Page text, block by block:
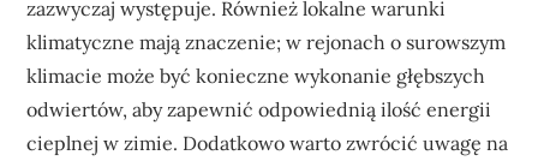
zazwyczaj występuje. Również lokalne warunki
klimatyczne mają znaczenie; w rejonach o surowszym
klimacie może być konieczne wykonanie głębszych
odwiertów, aby zapewnić odpowiednią ilość energii
cieplnej w zimie. Dodatkowo warto zwrócić uwagę na